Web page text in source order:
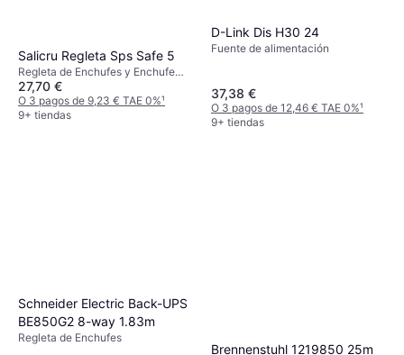
Salicru Regleta Sps Safe 5
Regleta de Enchufes y Enchufe
Múltiple
27,70 €
O 3 pagos de 9,23 € TAE 0%¹
9+ tiendas
D-Link Dis H30 24
Fuente de alimentación
37,38 €
O 3 pagos de 12,46 € TAE 0%¹
9+ tiendas
Schneider Electric Back-UPS
BE850G2 8-way 1.83m
Regleta de Enchufes
Brennenstuhl 1219850 25m